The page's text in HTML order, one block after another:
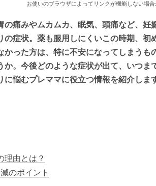
お使いのブラウザによってリンクが機能しない場
痛みやムカムカ、眠気、頭痛など、妊
症状。薬も服用しにくいこの時期、初
った方は、特に不安になってしまうも
。今後どのような症状が出て、いつま
悩むプレママに役立つ情報を紹介しま
理由とは？
のポイント